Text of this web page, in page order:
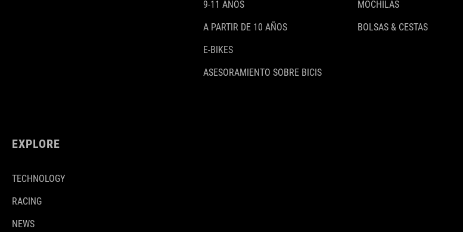
9-11 AÑOS
A PARTIR DE 10 AÑOS
E-BIKES
ASESORAMIENTO SOBRE BICIS
MOCHILAS
BOLSAS & CESTAS
EXPLORE
TECHNOLOGY
RACING
NEWS